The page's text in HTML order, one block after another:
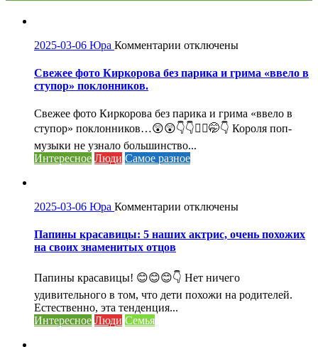
2025-03-06 Юра Комментарии к
Свежее
фото
парика
и
грима
«ввело
отключены
Свежее фото Киркорова без парика и грима «ввело в
ступор» поклонников.
Свежее фото Киркорова без парика и грима «ввело в
ступор» поклонников…😲😲👇👇🤦‍♀️🤭👇 Короля поп-
музыки не узнало большинство...
Интересное Люди Самое разное
2025-03-06 Юра Комментарии к
Папины
красавицы:
актрис,
очень
отключены
Папины красавицы: 5 наших актрис, очень похожих
на своих знаменитых отцов
Папины красавицы! 😊😊😊👇 Нет ничего
удивительного в том, что дети похожи на родителей.
Естественно, эта тенденция...
Интересное Люди Семья